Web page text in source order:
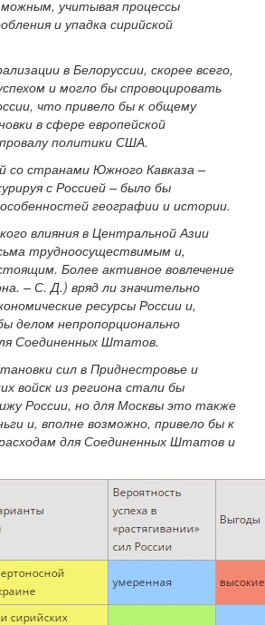
учитывая процессы
и упадка сирийской
в Белоруссии, скорее всего,
и могло бы спровоцировать
что привело бы к общему
в сфере европейской
политики США.
со странами Южного Кавказа –
с Россией – было бы
географии и истории.
влияния в Центральной Азии
трудноосуществимым и,
Более активное вовлечение
– С. Д.) вряд ли значительно
ресурсы России и,
делом непропорционально
Соединенных Штатов.
сил в Приднестровье и
войск из региона стали бы
России, но для Москвы это также
и, вполне возможно, привело бы к
для Соединенных Штатов и